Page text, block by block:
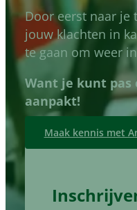
Door eerst naar je
jouw klachten in
te gaan om weer
Want je kunt pas
aanpakt!
Maak kennis met